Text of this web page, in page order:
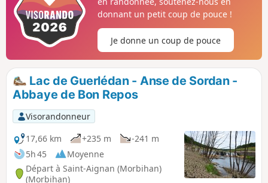
donnant un petit coup de pouce !
Je donne un coup de pouce
Lac de Guerlédan - Anse de Sordan -
Abbaye de Bon Repos
Visorandonneur
17,66 km
+235 m
-241 m
5h 45
Moyenne
Départ à Saint-Aignan (Morbihan)
(Morbihan)